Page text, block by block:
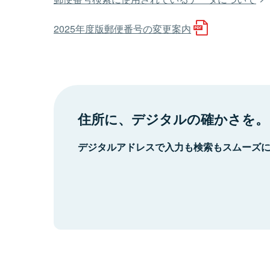
2025年度版郵便番号の変更案内
住所に、デジタルの確かさを。
デジタルアドレスで入力も検索もスムーズ